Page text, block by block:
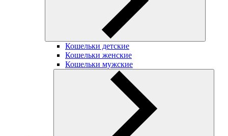
Кошельки детские
Кошельки женские
Кошельки мужские